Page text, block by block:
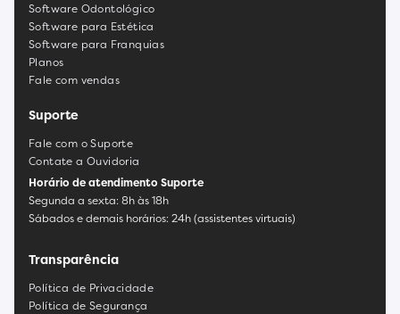
Software Odontológico
Software para Estética
Software para Franquias
Planos
Fale com vendas
Suporte
Fale com o Suporte
Contate a Ouvidoria
Horário de atendimento Suporte
Segunda a sexta: 8h às 18h
Sábados e demais horários: 24h (assistentes virtuais)
Transparência
Política de Privacidade
Política de Segurança